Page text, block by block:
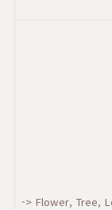
-> Flower, Tree,